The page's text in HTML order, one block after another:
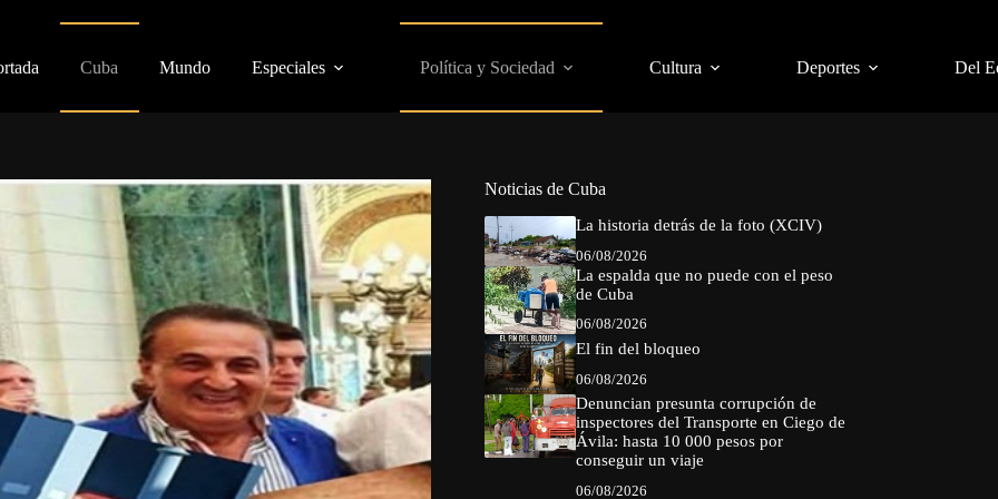
Cuba Mundo Especiales Política y Sociedad Cultura Deportes Del
Noticias de Cuba
La historia detrás de la foto (XCIV)
06/08/2026
La espalda que no puede con el peso
de Cuba
06/08/2026
El fin del bloqueo
06/08/2026
Denuncian presunta corrupción de
inspectores del Transporte en Ciego de
Ávila: hasta 10 000 pesos por
conseguir un viaje
06/08/2026